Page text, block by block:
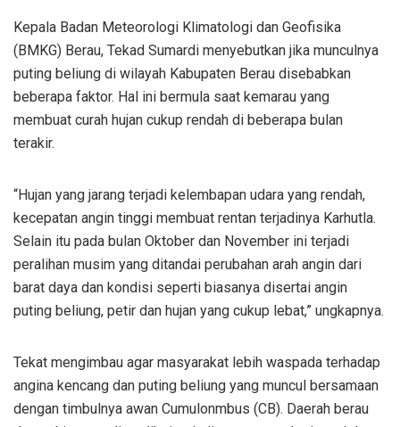
Kepala Badan Meteorologi Klimatologi dan Geofisika
(BMKG) Berau, Tekad Sumardi menyebutkan jika munculnya
puting beliung di wilayah Kabupaten Berau disebabkan
beberapa faktor. Hal ini bermula saat kemarau yang
membuat curah hujan cukup rendah di beberapa bulan
terakir.
“Hujan yang jarang terjadi kelembapan udara yang rendah,
kecepatan angin tinggi membuat rentan terjadinya Karhutla.
Selain itu pada bulan Oktober dan November ini terjadi
peralihan musim yang ditandai perubahan arah angin dari
barat daya dan kondisi seperti biasanya disertai angin
puting beliung, petir dan hujan yang cukup lebat,” ungkapnya.
Tekat mengimbau agar masyarakat lebih waspada terhadap
angina kencang dan puting beliung yang muncul bersamaan
dengan timbulnya awan Cumulonmbus (CB). Daerah berau